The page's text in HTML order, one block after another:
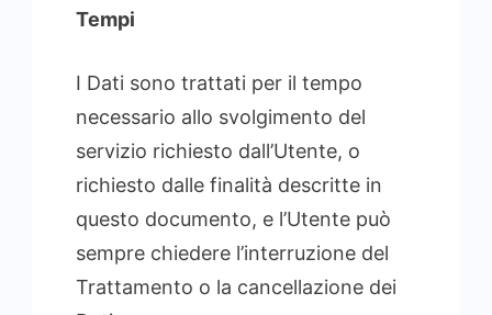
Tempi
I Dati sono trattati per il tempo
necessario allo svolgimento del
servizio richiesto dall’Utente, o
richiesto dalle finalità descritte in
questo documento, e l’Utente può
sempre chiedere l’interruzione del
Trattamento o la cancellazione dei